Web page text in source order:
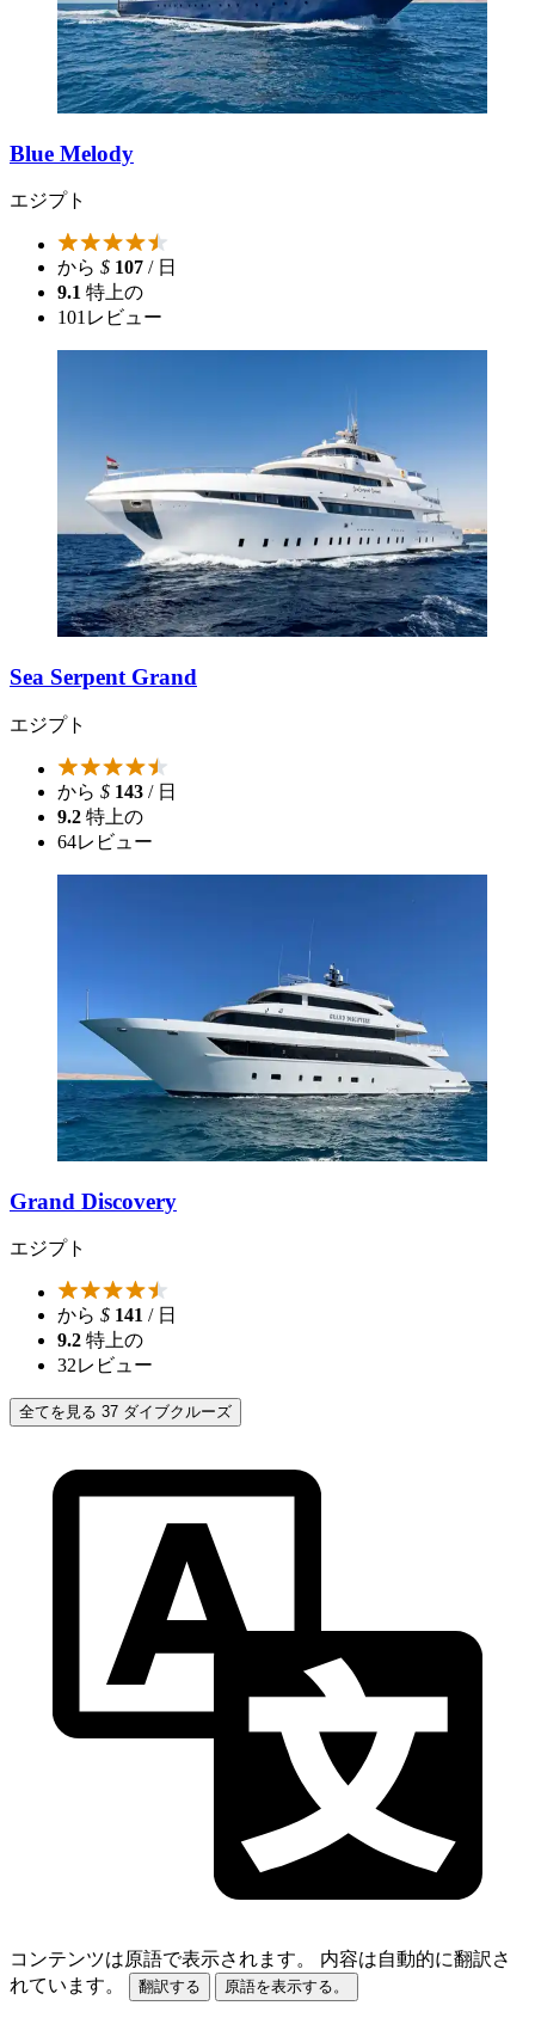
Blue Melody
エジプト
から $ 107 / 日
9.1 特上の
101 レビュー
Sea Serpent Grand
エジプト
から $ 143 / 日
9.2 特上の
64レビュー
Grand Discovery
エジプト
から $ 141 / 日
9.2 特上の
32レビュー
全てを見る 37 ダイブクルーズ
コンテンツは原語で表示されます。
内容は自動的に翻訳さ
れています。
翻訳する 原語を表示する。